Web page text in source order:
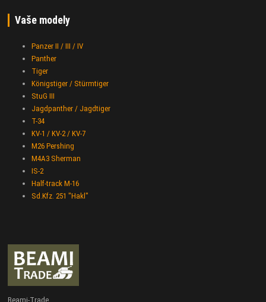
Vaše modely
Panzer II / III / IV
Panther
Tiger
Königstiger / Stürmtiger
StuG III
Jagdpanther / Jagdtiger
T-34
KV-1 / KV-2 / KV-7
M26 Pershing
M4A3 Sherman
IS-2
Half-track M-16
Sd.Kfz. 251 "Hakl"
Beami-Trade